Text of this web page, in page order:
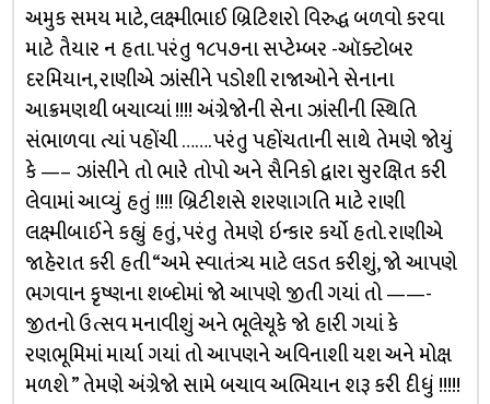
અમુક સમય માટે, લક્ષ્મીભાઈ બ્રિટિશરો વિરુદ્ધ બળવો કરવા
માટે તૈયાર ન હતા. પરંતુ ૧૮૫૭ના સપ્ટેમ્બર -ઑક્ટોબર
દરમિયાન, રાણીએ ઝાંસીને પડોશી રાજાઓને સેનાના
આક્રમણથી બચાવ્યાં !!!! અંગ્રેજોની સેના ઝાંસીની સ્થિતિ
સંભાળવા ત્યાં પહોંચી ……. પરંતુ પહોંચતાની સાથે તેમણે જોયું
કે —– ઝાંસીને તો ભારે તોપો અને સૈનિકો દ્વારા સુરક્ષિત કરી
લેવામાં આવ્યું હતું !!!! બ્રિટીશસે શરણાગતિ માટે રાણી
લક્ષ્મીબાઈને કહ્યું હતું, પરંતુ તેમણે ઇન્કાર કર્યો હતો. રાણીએ
જાહેરાત કરી હતી “અમે સ્વાતંત્ર્ય માટે લડત કરીશું, જો આપણે
ભગવાન કૃષ્ણના શબ્દોમાં જો આપણે જીતી ગયાં તો ——-
જીતનો ઉત્સવ મનાવીશું અને ભૂલેચૂકે જો હારી ગયાં કે
રણભૂમિમાં માર્યા ગયાં તો આપણને અવિનાશી યશ અને મોક્ષ
મળશે ” તેમણે અંગ્રેજો સામે બચાવ અભિયાન શરૂ કરી દીધું !!!!!